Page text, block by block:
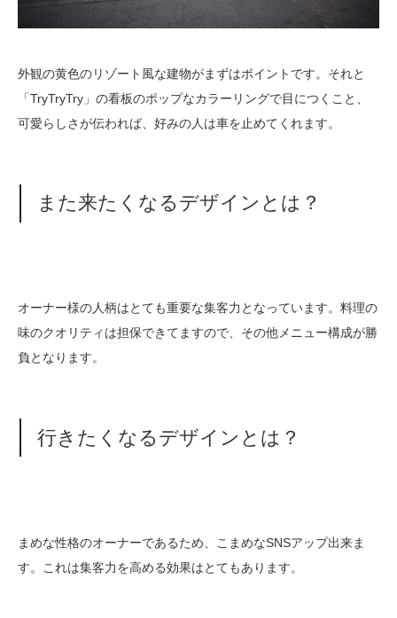
外観の黄色のリゾート風な建物がまずはポイントです。それと
「TryTryTry 」の看板のポップなカラーリングで目につくこと、
可愛らしさが伝われば、好みの人は車を止めてくれます。
また来たくなるデザインとは？
オーナー様の人柄はとても重要な集客力となっています。料理の
味のクオリティは担保できてますので、その他メニュー構成が勝
負となります。
行きたくなるデザインとは？
まめな性格のオーナーであるため、こまめなSNSアップ出来ま
す。これは集客力を高める効果はとてもあります。